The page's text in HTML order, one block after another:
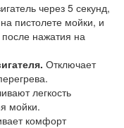
через 5 секунд,
пистолете мойки, и
после нажатия на
Отключает
легкость
мойки.
комфорт